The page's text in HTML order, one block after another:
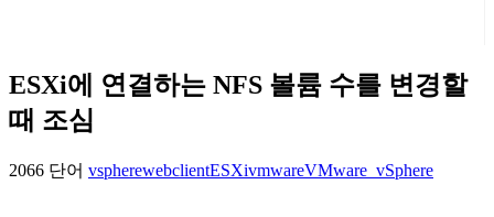
ESXi에 연결하는 NFS 볼륨 수를 변경할
때 조심
2066 단어 vspherewebclientESXivmwareVMware_vSphere